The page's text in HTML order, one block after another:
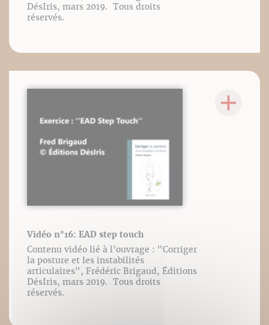
DésIris, mars 2019. Tous droits
réservés.
Vidéo n°16: EAD step touch
Contenu vidéo lié à l’ouvrage : "Corriger
la posture et les instabilités
articulaires", Frédéric Brigaud, Éditions
DésIris, mars 2019. Tous droits
réservés.